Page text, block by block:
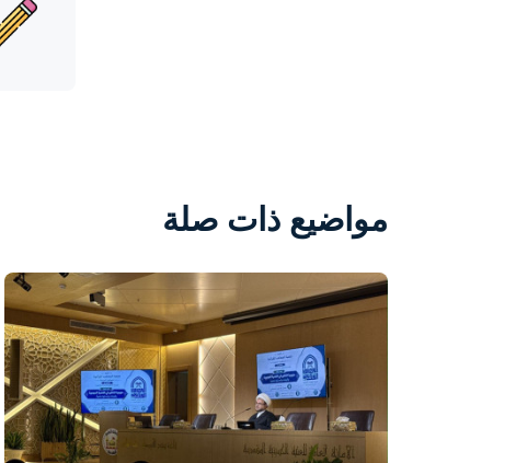
مواضيع ذات صلة
واحة المرأة
منذ يوم